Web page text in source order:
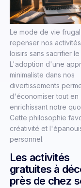
Le mode de vie
repenser nos
loisirs sans sacrifier le
L'adoption d'une
minimaliste dans nos
divertissements
d'économiser tout en
enrichissant notre
Cette philosophie
créativité et
personnel.
Les activités
gratuites à
près de chez